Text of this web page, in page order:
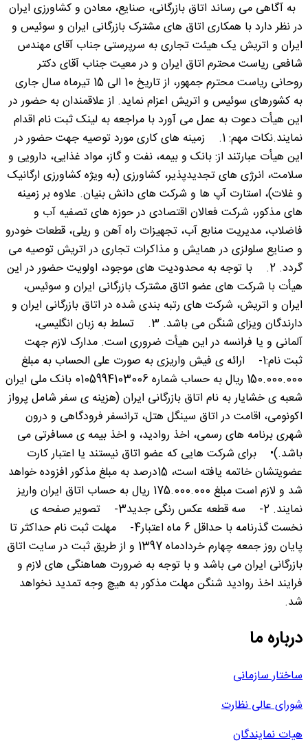
به آگاهی می رساند اتاق بازرگانی، صنایع، معادن و کشاورزی ایران
در نظر دارد با همکاری اتاق های مشترک بازرگانی ایران و سوئیس و
ایران و اتریش یک هیئت تجاری به سرپرستی جناب آقای مهندس
شافعی ریاست محترم اتاق ایران و در معیت جناب آقای دکتر
روحانی ریاست محترم جمهور، از تاریخ 10 الی 15 تیرماه سال جاری
به کشورهای سوئیس و اتریش اعزام نماید. از علاقمندان به حضور در
این هیأت دعوت به عمل می آورد با مراجعه به لینک ثبت نام اقدام
نمایند.نکات مهم: 1. زمینه های کاری مورد توصیه جهت حضور در
این هیأت عبارتند از: بانک و بیمه، نفت و گاز، مواد غذایی، دارویی و
سلامت، انرژی های تجدیدپذیر، کشاورزی (به ویژه کشاورزی ارگانیک
و غلات)، استارت آپ ها و شرکت های دانش بنیان. علاوه بر زمینه
های مذکور، شرکت فعالان اقتصادی در حوزه های تصفیه آب و
فاضلاب، مدیریت منابع آب، تجهیزات راه آهن و ریلی، قطعات خودرو
و صنایع سلولزی در همایش و مذاکرات تجاری در اتریش توصیه می
گردد. 2. با توجه به محدودیت های موجود، اولویت حضور در این
هیأت با شرکت های عضو اتاق مشترک بازرگانی ایران و سوئیس،
ایران و اتریش، شرکت های رتبه بندی شده در اتاق بازرگانی ایران و
دارندگان ویزای شنگن می باشد. 3. تسلط به زبان انگلیسی،
آلمانی و یا فرانسه در این هیأت ضروری است. مدارک لازم جهت
ثبت نام:1- ارائه ی فیش واریزی به صورت علی الحساب به مبلغ
150.000.000 ریال به حساب شماره 0105994103006 بانک ملی ایران
شعبه ی خشایار به نام اتاق بازرگانی ایران (هزینه ی سفر شامل پرواز
اکونومی، اقامت در اتاق سینگل هتل، ترانسفر فرودگاهی و درون
شهری برنامه های رسمی، اخذ روادید، و اخذ بیمه ی مسافرتی می
باشد.)• برای شرکت هایی که عضو اتاق نیستند یا اعتبار کارت
عضویتشان خاتمه یافته است، 15درصد به مبلغ مذکور افزوده خواهد
شد و لازم است مبلغ 175.000.000 ریال به حساب اتاق ایران واریز
نمایند. 2- سه قطعه عکس رنگی جدید3- تصویر صفحه ی
نخست گذرنامه با حداقل 6 ماه اعتبار4- مهلت ثبت نام حداکثر تا
پایان روز جمعه چهارم خردادماه 1397 و از طریق ثبت در سایت اتاق
بازرگانی ایران می باشد و با توجه به ضرورت هماهنگی های لازم و
فرایند اخذ روادید شنگن مهلت مذکور به هیچ وجه تمدید نخواهد
شد.
درباره ما
ساختار سازمانی
شورای عالی نظارت
هیات نمایندگان